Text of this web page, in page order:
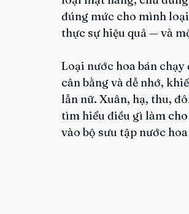
đúng mức cho mình
thực sự hiệu quả — và
Loại nước hoa bán
cân bằng và dễ nhớ,
lẫn nữ. Xuân, hạ, thu,
tìm hiểu điều gì làm cho
vào bộ sưu tập nước